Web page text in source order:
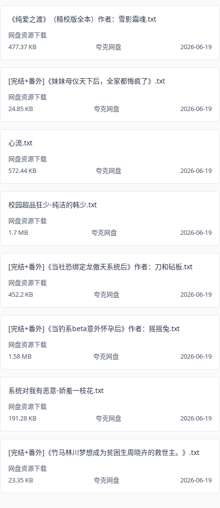
《纯爱之渡》（精校版全本）作者：雪影霜魂.txt
网盘资源下载
477.37 KB
夸克网盘 2026-06-19
[完结+番外]《妹妹母仪天下后，全家都悔疯了》.txt
网盘资源下载
24.85 KB
夸克网盘 2026-06-19
心流.txt
网盘资源下载
572.44 KB
夸克网盘 2026-06-19
校园超品狂少-纯洁的韩少.txt
网盘资源下载
1.7 MB
夸克网盘 2026-06-19
[完结+番外]《当社恐绑定龙傲天系统后》作者：刀和砧板.txt
网盘资源下载
452.2 KB
夸克网盘 2026-06-19
[完结+番外]《当钓系beta意外怀孕后》作者：摇摇兔.txt
网盘资源下载
1.58 MB
夸克网盘 2026-06-19
系统对我有恶意-娇羞一枝花.txt
网盘资源下载
191.28 KB
夸克网盘 2026-06-19
[完结+番外]《竹马林川梦想成为贫困生周晓卉的救世主。》.txt
网盘资源下载
23.35 KB
夸克网盘 2026-06-19